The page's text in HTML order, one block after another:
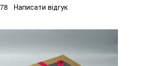
Написати відгук